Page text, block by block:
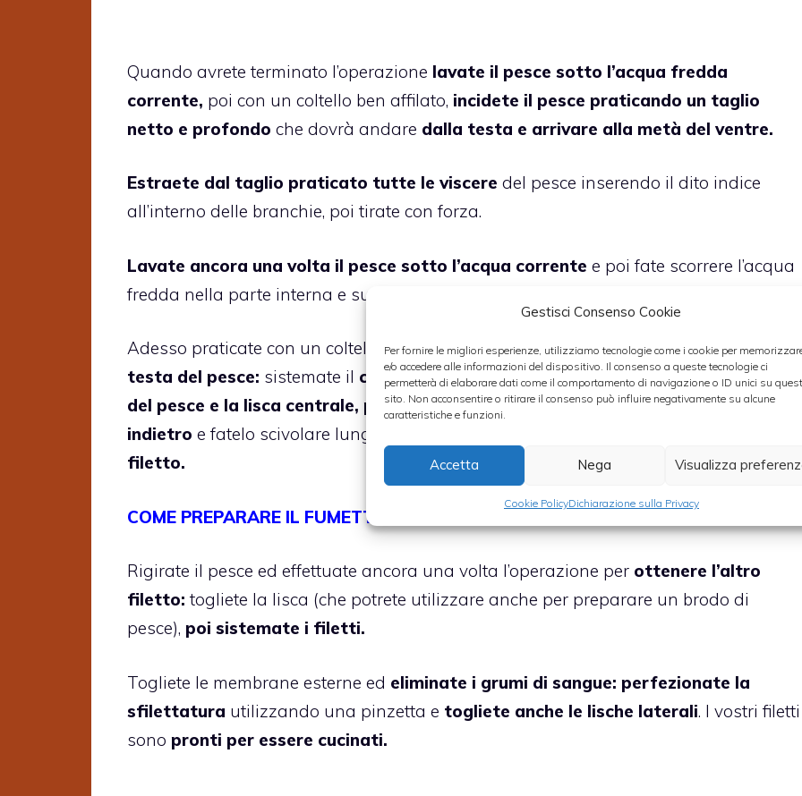
Gestisci Consenso Cookie
Per fornire le migliori esperienze, utilizziamo tecnologie come i cookie per
e/o accedere alle informazioni del dispositivo. Il consenso a queste tecnologie ci
permetterà di elaborare dati come il comportamento di navigazione o ID unici su
sito. Non acconsentire o ritirare il consenso può influire negativamente su alcune
caratteristiche e funzioni.
Accetta Nega Visualizza
Cookie PolicyDichiarazione sulla Privacy
Quando avrete terminato l’operazione lavate il pesce sotto l’acqua fredda
corrente, poi con un coltello ben affilato, incidete il pesce praticando un taglio
netto e profondo che dovrà andare dalla testa e arrivare alla metà del ventre.
Estraete dal taglio praticato tutte le viscere del pesce inserendo il dito indice
all’interno delle branchie, poi tirate con forza.
Lavate ancora una volta il pesce sotto l’acqua corrente e poi fate scorrere l’acqua
fredda nella parte interna e sulla superficie esterna.
Adesso praticate con un coltello un’altraincisione nella parte posteriore della
testa del pesce: sistemate il coltelloorizzontalmente al piano di lavoro, fra la polpa
del pesce e la lisca centrale, poi muovete delicatamente il coltello avanti e
indietro e fatelo scivolare lungo la spina dorsale. In questo modo
filetto.
COME PREPARARE IL FUMETTO DI PESCE
Rigirate il pesce ed effettuate ancora una volta l’operazione per ottenere l’altro
filetto: togliete la lisca (che potrete utilizzare anche per preparare un brodo di
pesce), poi sistemate i filetti.
Togliete le membrane esterne ed eliminate i grumi di sangue: perfezionate la
sfilettatura utilizzando una pinzetta e togliete anche le lische laterali. I vostri filetti
sono pronti per essere cucinati.